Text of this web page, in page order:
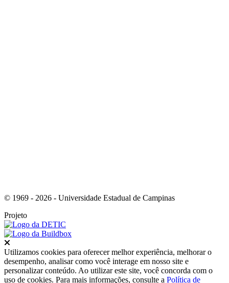
© 1969 - 2026 - Universidade Estadual de Campinas
Projeto
Utilizamos cookies para oferecer melhor experiência, melhorar o
desempenho, analisar como você interage em nosso site e
personalizar conteúdo. Ao utilizar este site, você concorda com o
uso de cookies. Para mais informações, consulte a Política de